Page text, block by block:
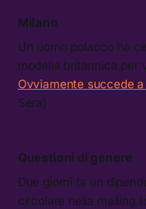
Milano
Un uomo polacco ha
modella britannica per
Ovviamente succede
Sera)
Questioni di genere
Due giorni fa un
circolare nella mailing